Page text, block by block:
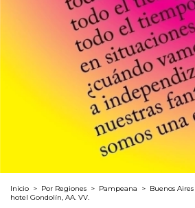
Inicio > Por Regiones > Pampeana > Buenos Aires
hotel Gondolín, AA. VV.